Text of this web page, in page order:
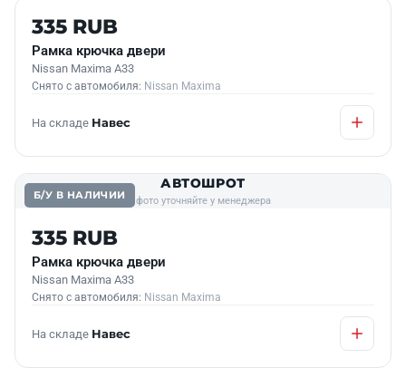
Б/У В НАЛИЧИИ
335 RUB
Рамка крючка двери
Nissan Maxima A33
Снято с автомобиля: Nissan Maxima
На складе Навес
Б/У В НАЛИЧИИ
АВТОШРОТ
фото уточняйте у менеджера
335 RUB
Рамка крючка двери
Nissan Maxima A33
Снято с автомобиля: Nissan Maxima
На складе Навес